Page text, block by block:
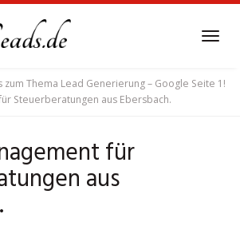
zum Thema Lead Generierung – Google Seite 1!
Steuerberatungen aus Ebersbach.
für
aus